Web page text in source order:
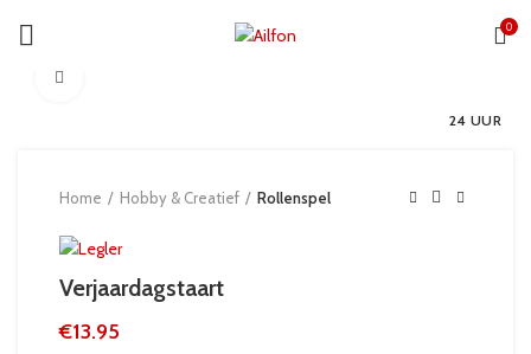
0
24 UUR
Home Hobby & Creatief Rollenspel
Verjaardagstaart
€13.95